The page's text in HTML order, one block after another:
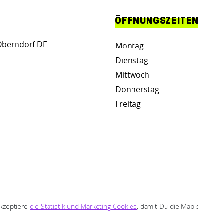
DE
ÖFFNUNGSZEITEN
Montag
Dienstag
Mittwoch
Donnerstag
Freitag
die Statistik und Marketing Cookies, damit Du die Map